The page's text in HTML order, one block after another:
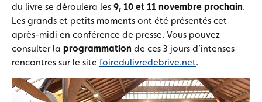
du livre se déroulera les 9, 10 et 11 novembre prochain.
Les grands et petits moments ont été présentés cet
après-midi en conférence de presse. Vous pouvez
consulter la programmation de ces 3 jours d’intenses
rencontres sur le site foiredulivredebrive.net.